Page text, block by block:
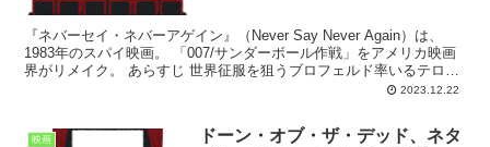
『ネバーセイ・ネバーアゲイン』（Never Say Never Again）は、
1983年のスパイ映画。 「007/サンダーボール作戦」をアメリカ映画
界がリメイク。 あらすじ 世界征服を狙うブロフェルド率いるテロリ
2023.12.22
映画
ドーン・オブ・ザ・デッド、ネタ